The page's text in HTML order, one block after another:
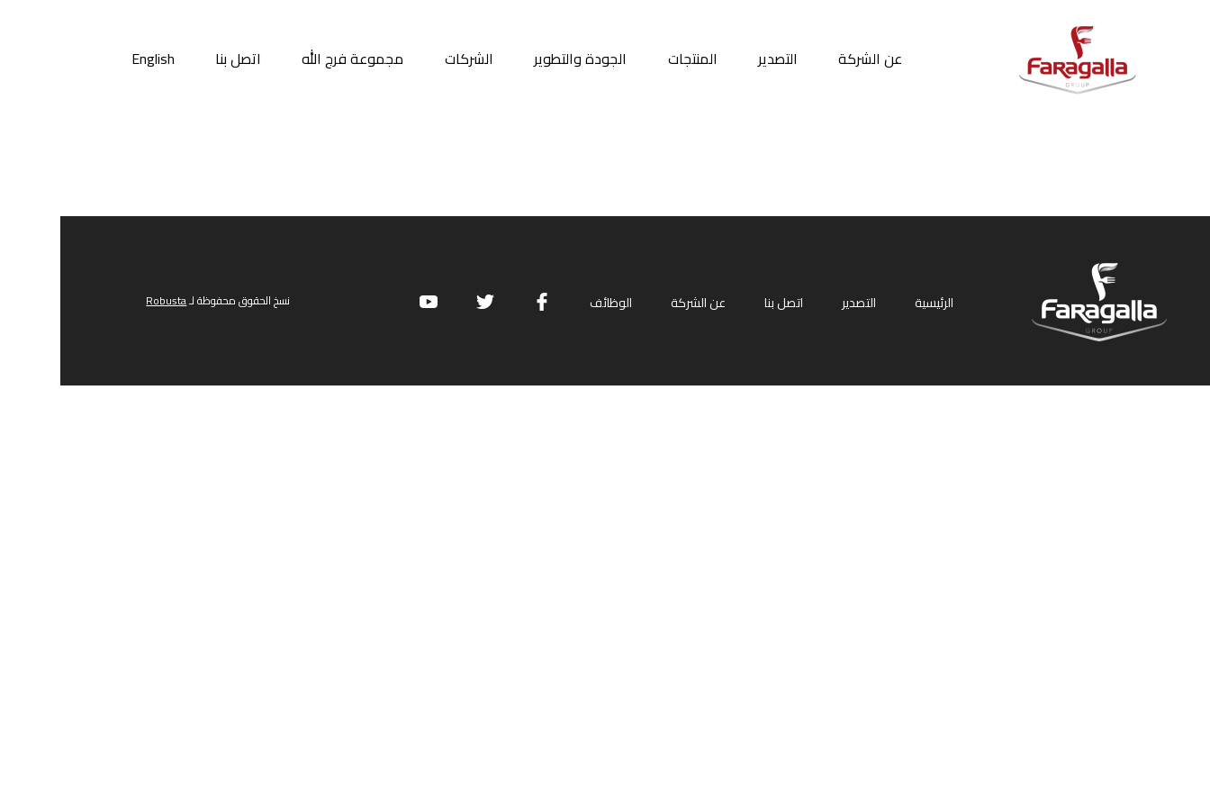
Faragalla عن الشركة التصدير المنتجات الجودة والتطوير الشركات مجموعة فرج الله اتصل بنا English
الرئيسية التصدير اتصل بنا عن الشركة الوظائف Robustaنسخ الحقوق محفوظة لـ